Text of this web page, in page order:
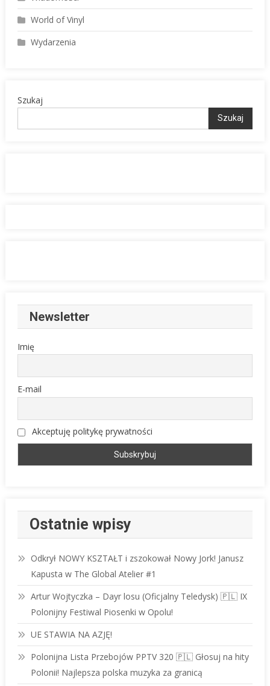
World of Vinyl
Wydarzenia
Szukaj
Szukaj
Newsletter
Imię
E-mail
Akceptuję politykę prywatności
Ostatnie wpisy
Odkrył NOWY KSZTAŁT i zszokował Nowy Jork! Janusz
Kapusta w The Global Atelier #1
Artur Wojtyczka – Dayr losu (Oficjalny Teledysk) 🇵🇱 IX
Polonijny Festiwal Piosenki w Opolu!
UE STAWIA NA AZJĘ!
Polonijna Lista Przebojów PPTV 320 🇵🇱 Głosuj na hity
Polonii! Najlepsza polska muzyka za granicą